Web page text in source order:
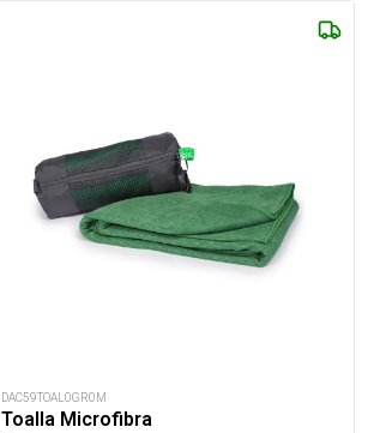
DAC59TOAL0GR0M
Toalla Microfibra